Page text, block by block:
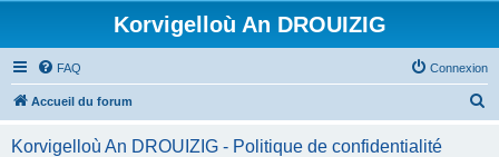
Korvigelloù An DROUIZIG
FAQ Connexion
Accueil du forum
Korvigelloù An DROUIZIG - Politique de confidentialité